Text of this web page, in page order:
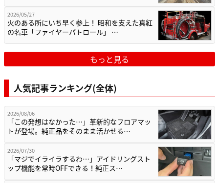
2026/05/27
火のある所にいち早く参上！ 昭和を支えた真紅
の名車「ファイヤーパトロール」 …
もっと見る
人気記事ランキング(全体)
2026/08/06
「この発想はなかった…」革新的なフロアマッ
トが登場。純正品をそのまま活かせる…
2026/07/30
「マジでイライラするわ…」アイドリングスト
ップ機能を常時OFFできる！純正ス…